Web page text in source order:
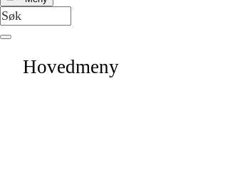
Hovedmeny